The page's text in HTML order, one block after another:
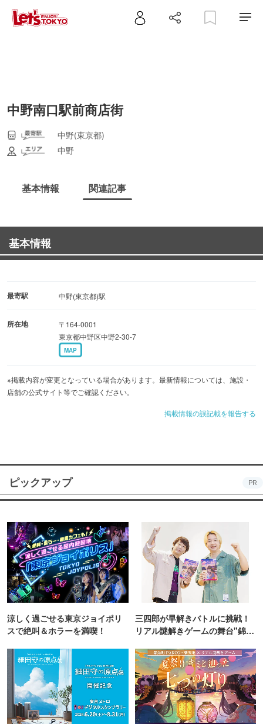
中野南口駅前商店街
中野(東京都)
中野
基本情報 関連記事
基本情報
最寄駅 中野(東京都)駅
所在地
〒164-0001
東京都中野区中野2-30-7
MAP
※掲載内容が変更となっている場合があります。最新情報については、施設・
店舗の公式サイト等でご確認ください。
掲載情報の誤記載を報告する
ピックアップ PR
涼しく過ごせる東京ジョイポリ
スで絶叫＆ホラーを満喫！
三四郎が早解きバトルに挑戦！
リアル謎解きゲームの舞台"錦糸